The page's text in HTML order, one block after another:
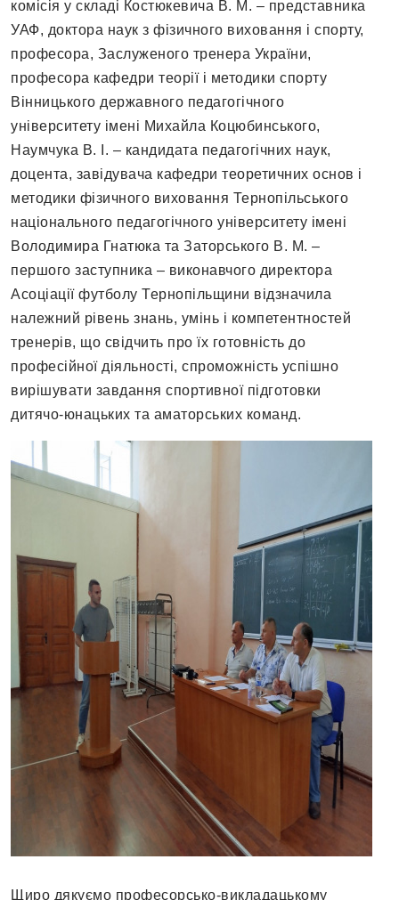
комісія у складі Костюкевича В. М. – представника
УАФ, доктора наук з фізичного виховання і спорту,
професора, Заслуженого тренера України,
професора кафедри теорії і методики спорту
Вінницького державного педагогічного
університету імені Михайла Коцюбинськогo,
Наумчука В. І. – кандидата педагогічних наук,
доцента, завідувача кафедри теоретичних основ і
методики фізичного виховання Тернопільського
національного педагогічного університету імені
Володимира Гнатюка та Заторського В. М. –
першого заступника – виконавчого директора
Асоціації футболу Тернопільщини відзначила
належний рівень знань, умінь і компетентностей
тренерів, що свідчить про їх готовність до
професійної діяльності, спроможність успішно
вирішувати завдання спортивної підготовки
дитячо-юнацьких та аматорських команд.
Щиро дякуємо професорсько-викладацькому